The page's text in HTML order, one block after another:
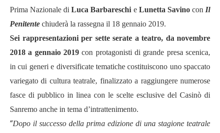
Prima Nazionale di Luca Barbareschi eLunetta Savinocon Il
Penitente chiuderà la rassegna il 18 gennaio 2019.
Sei rappresentazioni per sette serate a teatro, da novembre
2018 a gennaio 2019 con protagonisti di grande presa scenica,
in cui generi e diversificate tematiche costituiscono uno spaccato
variegato di cultura teatrale, finalizzato a raggiungere numerose
fasce di pubblico in linea con le scelte esclusive del Casinò di
Sanremo anche in tema d’intrattenimento.
“Dopo il successo della prima edizione di una stagione teatrale